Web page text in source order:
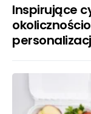
Inspirujące